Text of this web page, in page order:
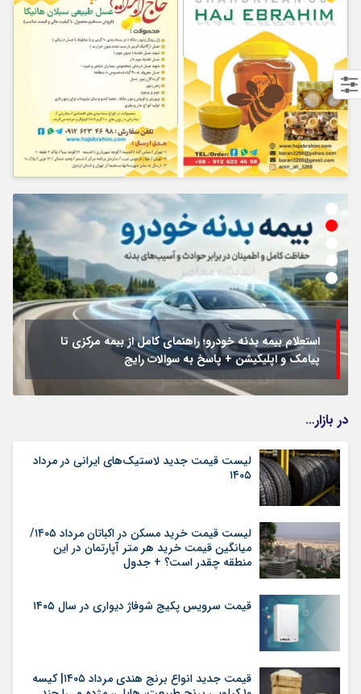
استعلام بیمه بدنه خودرو؛ راهنمای کامل از بیمه مرکزی تا
پیامک و اپلیکیشن + پاسخ به سوالات رایج
در بازار…
لیست قیمت جدید لاستیک‌های ایرانی در مرداد
۱۴۰۵
لیست قیمت خرید مسکن در اکباتان مرداد ۱۴۰۵/
میانگین قیمت خرید هر متر آپارتمان در این
منطقه چقدر است؟ + جدول
قیمت سرویس پکیج شوفاژ دیواری در سال ۱۴۰۵
قیمت جدید انواع برنج هندی مرداد ۱۴۰۵| کیسه